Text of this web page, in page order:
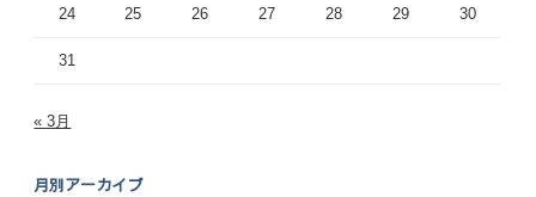
24 25 26 27 28 29 30
31
« 3月
月別アーカイブ